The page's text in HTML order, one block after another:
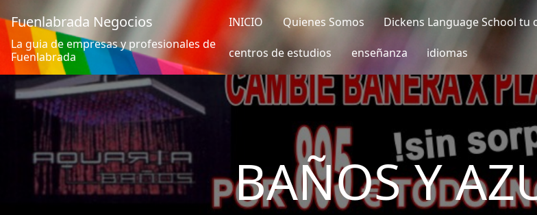
Fuenlabrada Negocios
La guia de empresas y profesionales de
Fuenlabrada
INICIO Quienes Somos Dickens Language School
centros de estudios enseñanza idiomas
BAÑOS Y